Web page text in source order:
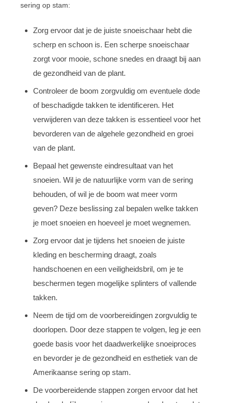
sering op stam:
Zorg ervoor dat je de juiste snoeischaar hebt die
scherp en schoon is. Een scherpe snoeischaar
zorgt voor mooie, schone snedes en draagt bij aan
de gezondheid van de plant.
Controleer de boom zorgvuldig om eventuele dode
of beschadigde takken te identificeren. Het
verwijderen van deze takken is essentieel voor het
bevorderen van de algehele gezondheid en groei
van de plant.
Bepaal het gewenste eindresultaat van het
snoeien. Wil je de natuurlijke vorm van de sering
behouden, of wil je de boom wat meer vorm
geven? Deze beslissing zal bepalen welke takken
je moet snoeien en hoeveel je moet wegnemen.
Zorg ervoor dat je tijdens het snoeien de juiste
kleding en bescherming draagt, zoals
handschoenen en een veiligheidsbril, om je te
beschermen tegen mogelijke splinters of vallende
takken.
Neem de tijd om de voorbereidingen zorgvuldig te
doorlopen. Door deze stappen te volgen, leg je een
goede basis voor het daadwerkelijke snoeiproces
en bevorder je de gezondheid en esthetiek van de
Amerikaanse sering op stam.
De voorbereidende stappen zorgen ervoor dat het